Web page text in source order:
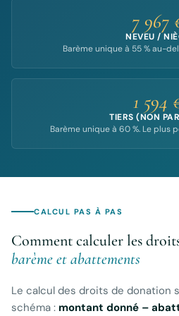
7 967
NEVEU /
Barème unique à 55 % au-
1 594
TIERS (NON
Barème unique à 60 %. Le plus
CALCUL PAS À PAS
Comment calculer les
barème et abattements
Le calcul des droits de donation
schéma : montant donné –